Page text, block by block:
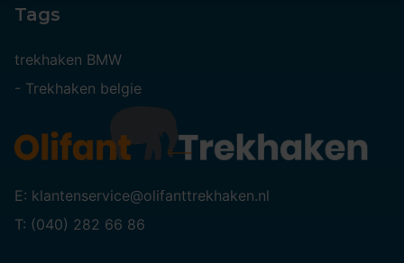
Tags
trekhaken BMW
- Trekhaken belgie
E: klantenservice@olifanttrekhaken.nl
T: (040) 282 66 86